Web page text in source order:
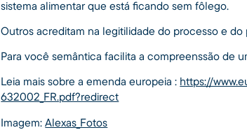
sistema alimentar que está ficando sem fôlego.
Outros acreditam na legitilidade do processo e
Para você semântica facilita a compreenssão de
Leia mais sobre a emenda europeia : https://
632002_FR.pdf?redirect
Imagem:Alexas_Fotos